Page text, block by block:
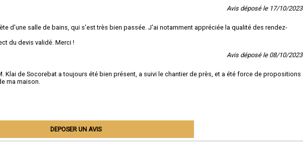
Avis déposé le 17/10/2023
d'une salle de bains, qui s'est très bien passée. J'ai notamment appréciée la qualité des rendez-
du devis validé. Merci !
Avis déposé le 08/10/2023
Klai de Socorebat a toujours été bien présent, a suivi le chantier de près, et a été force de propositions
ma maison.
DEPOSER UN AVIS